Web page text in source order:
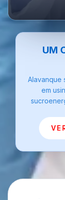
UM
Alavanque
em